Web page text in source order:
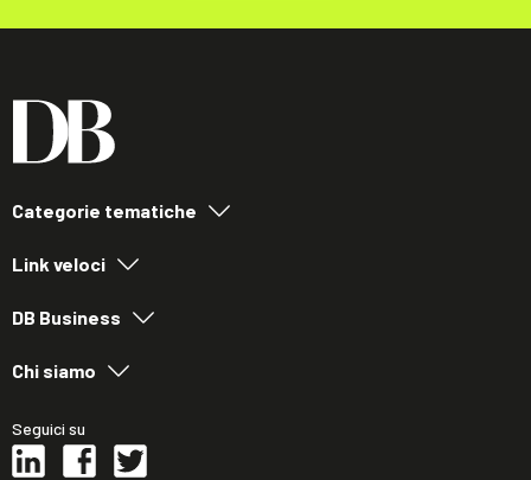
Categorie tematiche
Link veloci
DB Business
Chi siamo
Seguici su